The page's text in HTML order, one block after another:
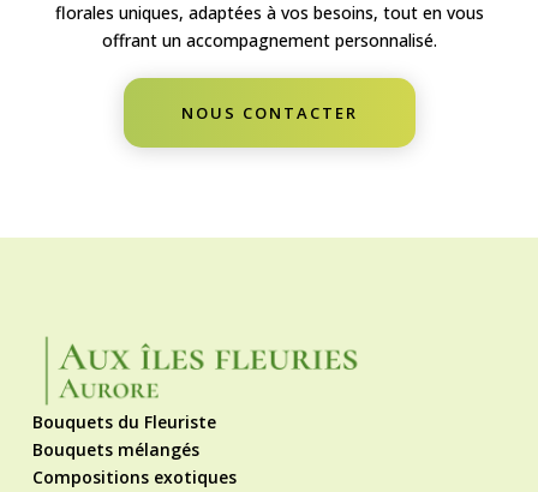
florales uniques, adaptées à vos besoins, tout en vous
offrant un accompagnement personnalisé.
NOUS CONTACTER
Bouquets du Fleuriste
Bouquets mélangés
Compositions exotiques